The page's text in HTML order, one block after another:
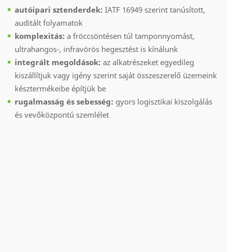
autóipari sztenderdek: IATF 16949 szerint tanúsított,
auditált folyamatok
komplexitás: a fröccsöntésen túl tamponnyomást,
ultrahangos-, infravörös hegesztést is kínálunk
integrált megoldások: az alkatrészeket egyedileg
kiszállítjuk vagy igény szerint saját összeszerelő üzemeink
késztermékeibe építjük be
rugalmasság és sebesség: gyors logisztikai kiszolgálás
és vevőközpontú szemlélet